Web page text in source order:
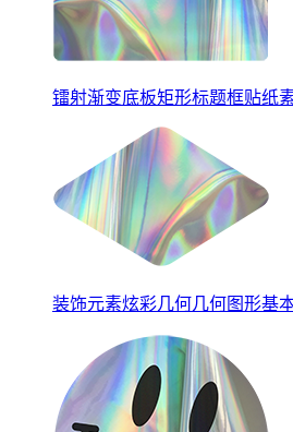
镭射渐变底板矩形标题框贴纸
装饰元素炫彩几何几何图形基